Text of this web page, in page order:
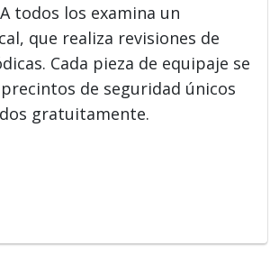
todos los examina un
que realiza revisiones de
Cada pieza de equipaje se
de seguridad únicos
gratuitamente.